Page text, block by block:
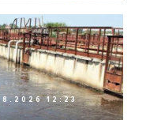
12:23